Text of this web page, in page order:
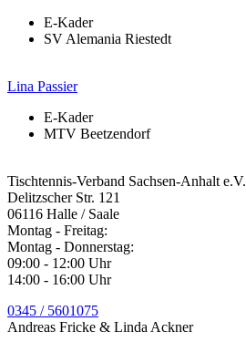
E-Kader
SV Alemania Riestedt
Lina Passier
E-Kader
MTV Beetzendorf
Tischtennis-Verband Sachsen-Anhalt e.V.
Delitzscher Str. 121
06116 Halle / Saale
Montag - Freitag:
Montag - Donnerstag:
09:00 - 12:00 Uhr
14:00 - 16:00 Uhr
0345 / 5601075
Andreas Fricke & Linda Ackner